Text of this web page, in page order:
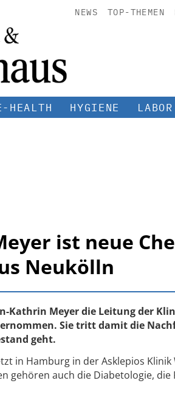
NEWS TOP-THEMEN
HEALTH HYGIENE LABOR
ist neue
Neukölln
Kathrin Meyer die Leitung der
Sie tritt damit die
geht.
in Hamburg in der Asklepios Klinik
gehören auch die Diabetologie, die